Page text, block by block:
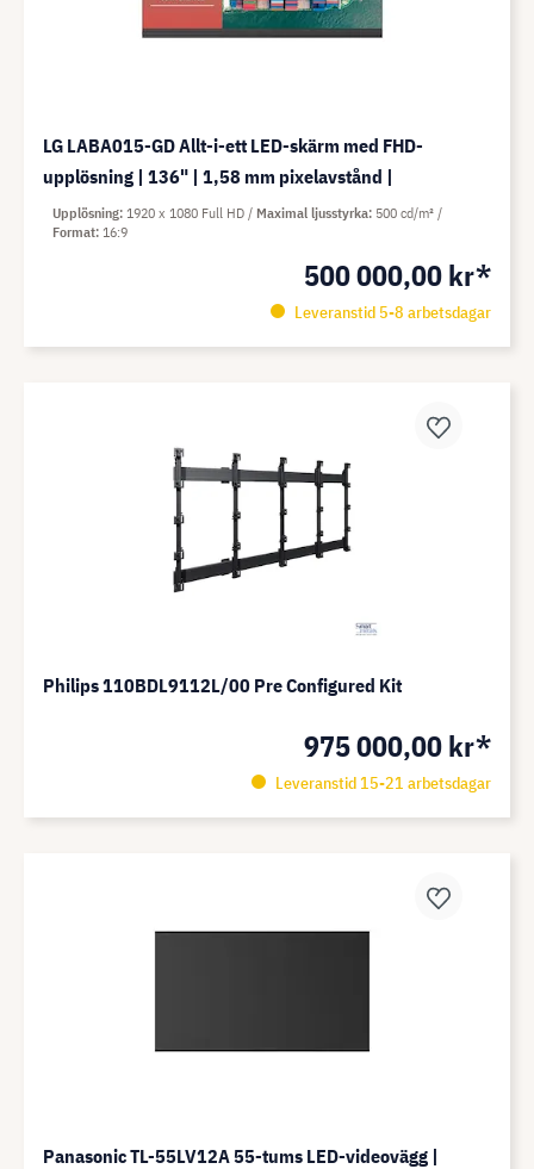
LG LABA015-GD Allt-i-ett LED-skärm med FHD-
upplösning | 136" | 1,58 mm pixelavstånd |
500 000,00 kr*
Leveranstid 5-8 arbetsdagar
Upplösning 1920 x 1080 Full HD Maximal ljusstyrka 500 cd/m²
Format 16:9
Philips 110BDL9112L/00 Pre Configured Kit
975 000,00 kr*
Leveranstid 15-21 arbetsdagar
Panasonic TL-55LV12A 55-tums LED-videovägg |